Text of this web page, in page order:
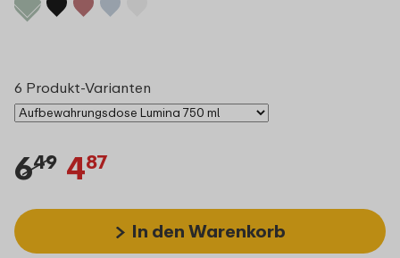
6 Produkt-Varianten
649 487
In den Warenkorb